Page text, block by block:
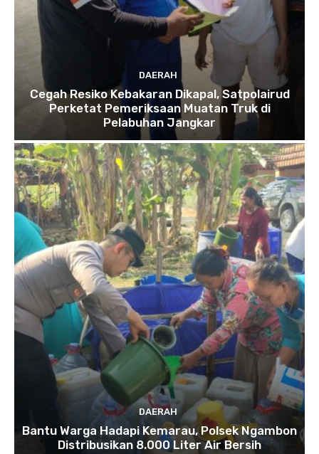
DAERAH
Cegah Resiko Kebakaran Dikapal, Satpolairud
Perketat Pemeriksaan Muatan Truk di
Pelabuhan Jangkar
DAERAH
Bantu Warga Hadapi Kemarau, Polsek Ngambon
Distribusikan 8.000 Liter Air Bersih